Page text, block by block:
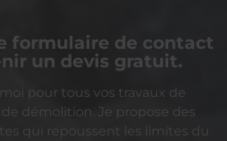
formulaire de contact
un devis gratuit.
pour tous vos travaux de
démolition. Je propose des
qui repoussent les limites du